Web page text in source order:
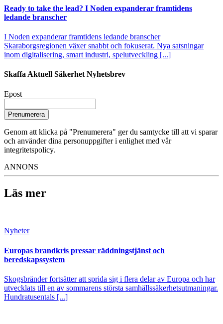
Ready to take the lead? I Noden expanderar framtidens
ledande branscher
I Noden expanderar framtidens ledande branscher
Skaraborgsregionen växer snabbt och fokuserat. Nya satsningar
inom digitalisering, smart industri, spelutveckling [...]
Skaffa Aktuell Säkerhet Nyhetsbrev
Epost
Prenumerera
Genom att klicka på "Prenumerera" ger du samtycke till att vi sparar
och använder dina personuppgifter i enlighet med vår
integritetspolicy.
ANNONS
Läs mer
Nyheter
Europas brandkris pressar räddningstjänst och
beredskapssystem
Skogsbränder fortsätter att sprida sig i flera delar av Europa och har
utvecklats till en av sommarens största samhällssäkerhetsutmaningar.
Hundratusentals [...]